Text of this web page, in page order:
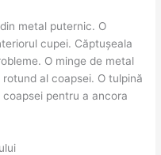
metal puternic. O
cupei. Căptușeala
O minge de metal
al coapsei. O tulpină
pentru a ancora